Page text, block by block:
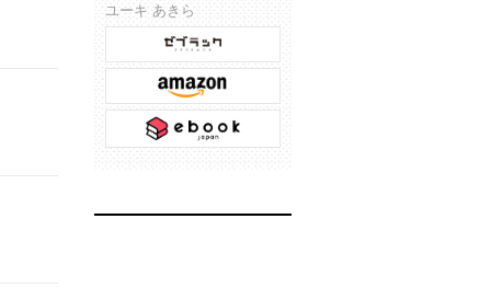
ユーキ あきら